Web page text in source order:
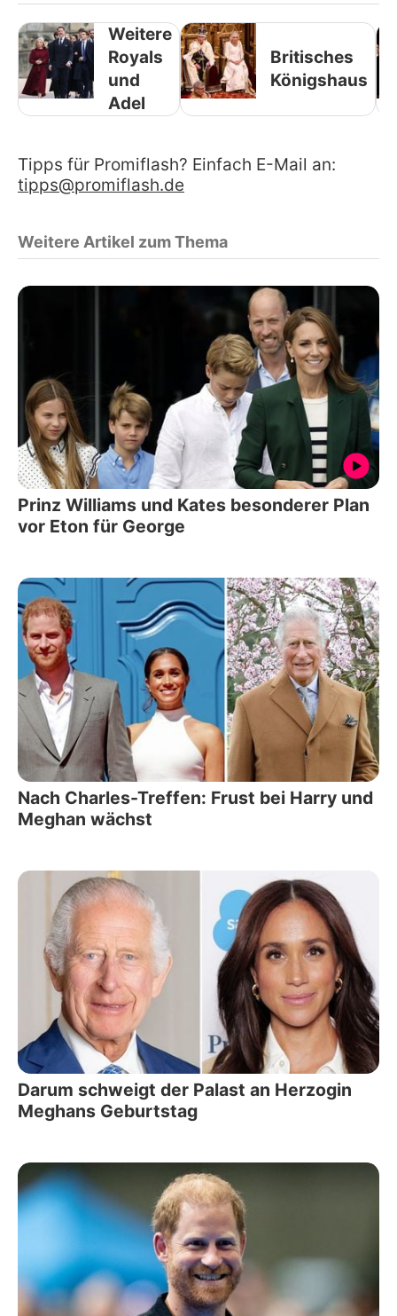
Weitere
Royals
und
Adel
Britisches
Königshaus
Tipps für Promiflash? Einfach E-Mail an:
tipps@promiflash.de
Weitere Artikel zum Thema
Prinz Williams und Kates besonderer Plan
vor Eton für George
Nach Charles-Treffen: Frust bei Harry und
Meghan wächst
Darum schweigt der Palast an Herzogin
Meghans Geburtstag